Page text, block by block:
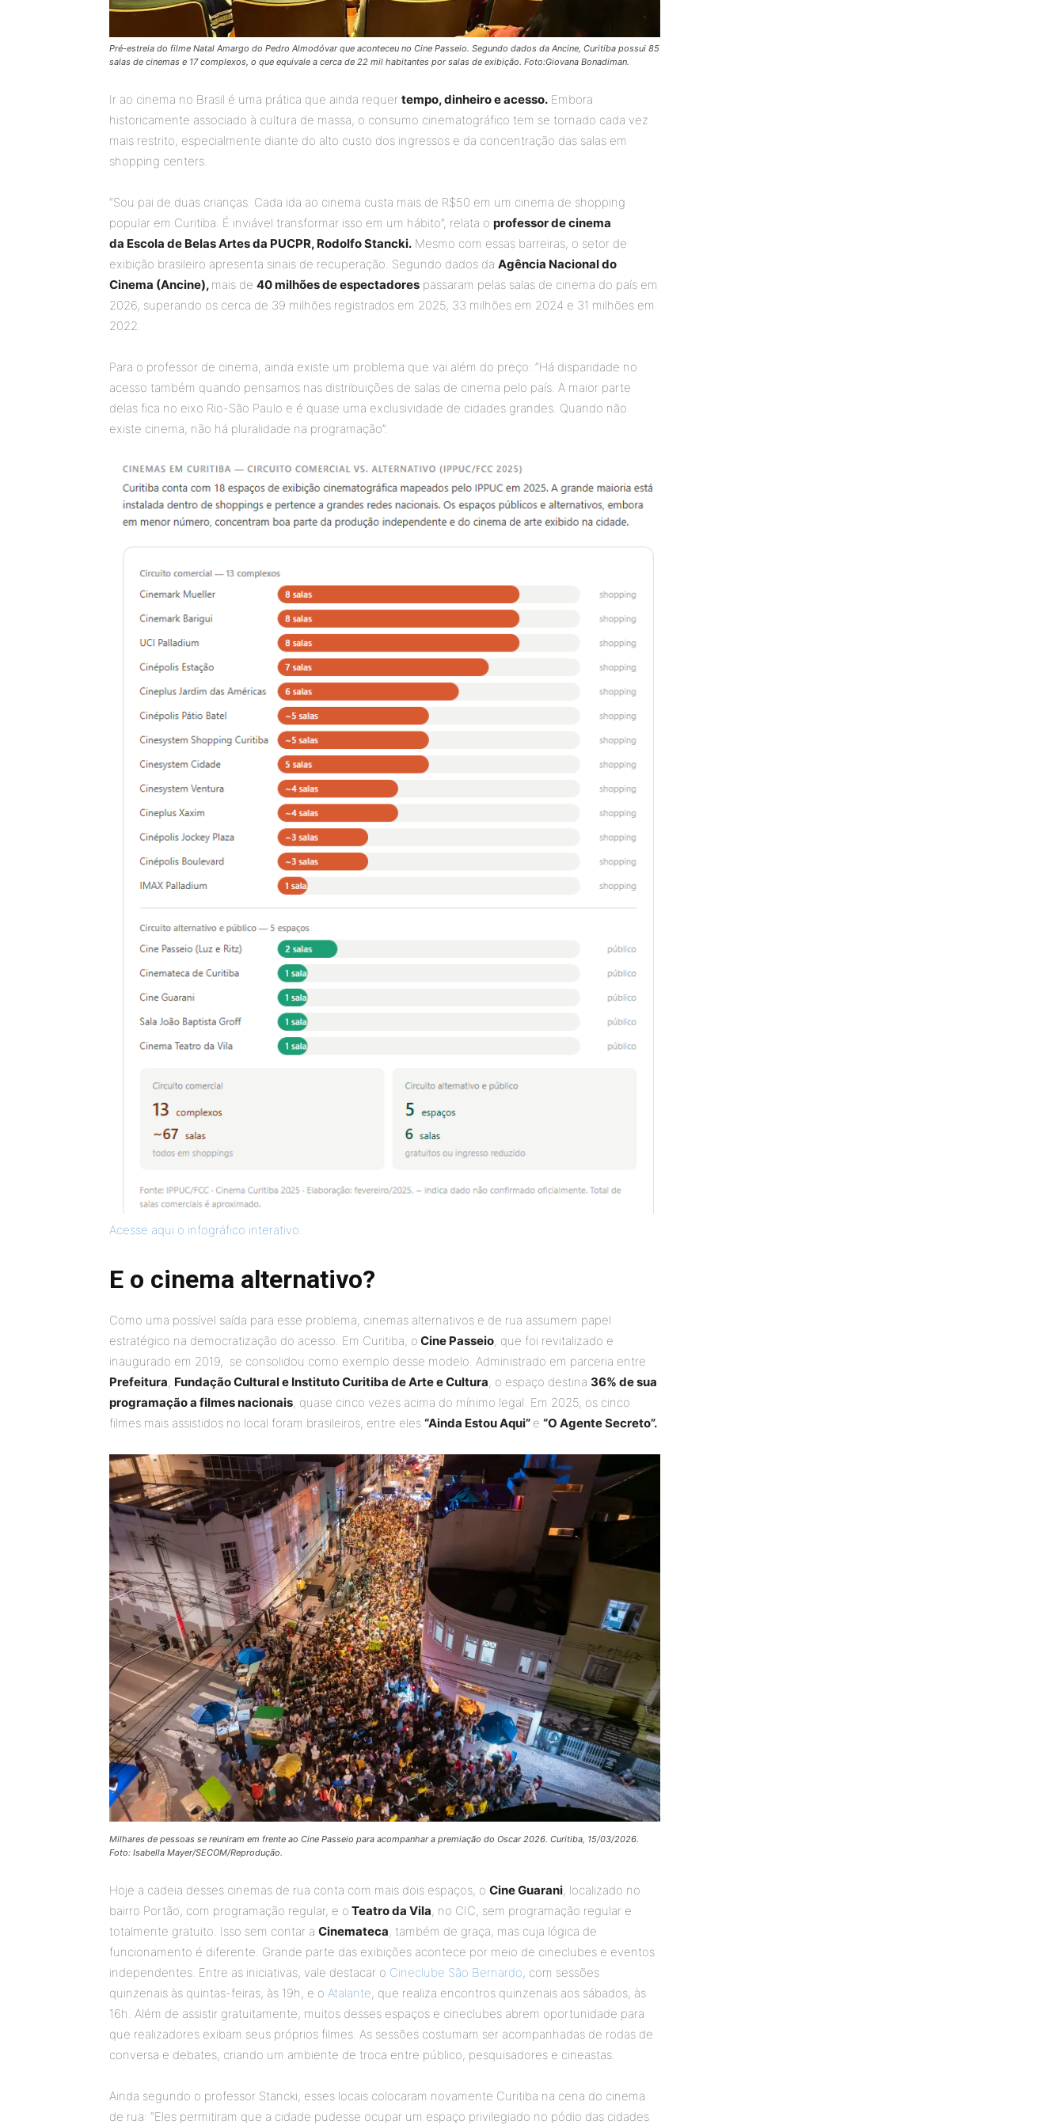
Pré-estreia do filme Natal Amargo do Pedro Almodóvar que aconteceu no Cine Passeio. Segundo dados da Ancine, Curitiba possui 85
salas de cinemas e 17 complexos, o que equivale a cerca de 22 mil habitantes por salas de exibição. Foto:Giovana Bonadiman.
Ir ao cinema no Brasil é uma prática que ainda requer tempo, dinheiro e acesso. Embora
historicamente associado à cultura de massa, o consumo cinematográfico tem se tornado cada vez
mais restrito, especialmente diante do alto custo dos ingressos e da concentração das salas em
shopping centers.
“Sou pai de duas crianças. Cada ida ao cinema custa mais de R$50 em um cinema de shopping
popular em Curitiba. É inviável transformar isso em um hábito”, relata o professor de cinema
da Escola de Belas Artes da PUCPR, Rodolfo Stancki. Mesmo com essas barreiras, o setor de
exibição brasileiro apresenta sinais de recuperação. Segundo dados da Agência Nacional do
Cinema (Ancine), mais de 40 milhões de espectadores passaram pelas salas de cinema do país em
2026, superando os cerca de 39 milhões registrados em 2025, 33 milhões em 2024 e 31 milhões em
2022.
Para o professor de cinema, ainda existe um problema que vai além do preço: “Há disparidade no
acesso também quando pensamos nas distribuições de salas de cinema pelo país. A maior parte
delas fica no eixo Rio-São Paulo e é quase uma exclusividade de cidades grandes. Quando não
existe cinema, não há pluralidade na programação”.
Acesse aqui o infográfico interativo.
E o cinema alternativo?
Como uma possível saída para esse problema, cinemas alternativos e de rua assumem papel
estratégico na democratização do acesso. Em Curitiba, o Cine Passeio, que foi revitalizado e
inaugurado em 2019, se consolidou como exemplo desse modelo. Administrado em parceria entre
Prefeitura, Fundação Cultural e Instituto Curitiba de Arte e Cultura, o espaço destina 36% de sua
programação a filmes nacionais, quase cinco vezes acima do mínimo legal. Em 2025, os cinco
filmes mais assistidos no local foram brasileiros, entre eles “Ainda Estou Aqui” e “O Agente Secreto”.
Milhares de pessoas se reuniram em frente ao Cine Passeio para acompanhar a premiação do Oscar 2026. Curitiba, 15/03/2026.
Foto: Isabella Mayer/SECOM/Reprodução.
Hoje a cadeia desses cinemas de rua conta com mais dois espaços, o Cine Guarani, localizado no
bairro Portão, com programação regular, e o Teatro da Vila, no CIC, sem programação regular e
totalmente gratuito. Isso sem contar a Cinemateca, também de graça, mas cuja lógica de
funcionamento é diferente. Grande parte das exibições acontece por meio de cineclubes e eventos
independentes. Entre as iniciativas, vale destacar o Cineclube São Bernardo, com sessões
quinzenais às quintas-feiras, às 19h, e o Atalante, que realiza encontros quinzenais aos sábados, às
16h. Além de assistir gratuitamente, muitos desses espaços e cineclubes abrem oportunidade para
que realizadores exibam seus próprios filmes. As sessões costumam ser acompanhadas de rodas de
conversa e debates, criando um ambiente de troca entre público, pesquisadores e cineastas.
Ainda segundo o professor Stancki, esses locais colocaram novamente Curitiba na cena do cinema
de rua: “Eles permitiram que a cidade pudesse ocupar um espaço privilegiado no pódio das cidades